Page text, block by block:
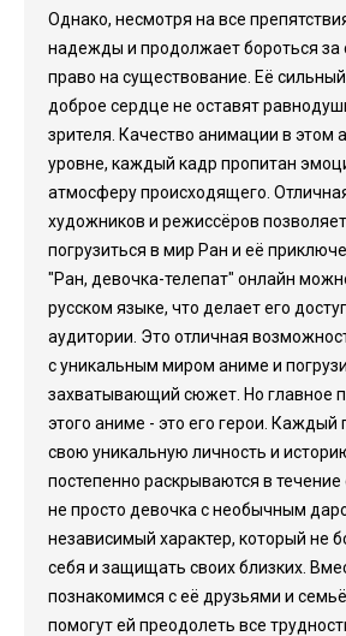
Однако, несмотря на все
надежды и продолжает бороться за
право на существование. Её сильный
доброе сердце не оставят
зрителя. Качество анимации в этом
уровне, каждый кадр пропитан
атмосферу происходящего.
художников и режиссёров
погрузиться в мир Ран и её
"Ран, девочка-телепат" онлайн
русском языке, что делает его
аудитории. Это отличная
с уникальным миром аниме и
захватывающий сюжет. Но главное
этого аниме - это его герои.
свою уникальную личность и
постепенно раскрываются в течение
не просто девочка с необычным
независимый характер, который не
себя и защищать своих близких.
познакомимся с её друзьями и
помогут ей преодолеть все